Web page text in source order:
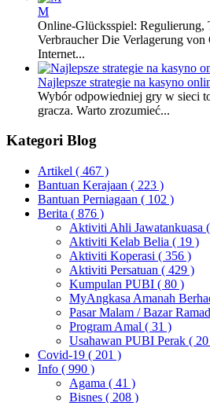
M
Online-Glücksspiel: Regulierung,
Verbraucher Die Verlagerung von
Internet...
Najlepsze strategie na kasyno
Wybór odpowiedniej gry w sieci
gracza. Warto zrozumieć...
Kategori Blog
Artikel ( 467 )
Bantuan Kerajaan ( 223 )
Bantuan Perniagaan ( 102 )
Berita ( 876 )
Aktiviti Ahli Jawatankuasa
Aktiviti Kelab Belia ( 19 )
Aktiviti Koperasi ( 356 )
Aktiviti Persatuan ( 429 )
Kumpulan PUBI ( 80 )
MyAngkasa Amanah
Pasar Malam / Bazar
Program Amal ( 31 )
Usahawan PUBI Perak (
Covid-19 ( 201 )
Info ( 990 )
Agama ( 41 )
Bisnes ( 208 )